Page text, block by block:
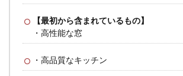
【最初から含まれているもの】
・高性能な窓
・高品質なキッチン